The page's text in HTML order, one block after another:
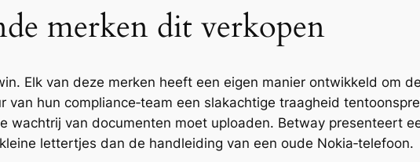
merken dit verkopen
Elk van deze merken heeft een eigen manier ontwikkeld om
van hun compliance‑team een slakachtige traagheid
wachtrij van documenten moet uploaden. Betway presenteert
lettertjes dan de handleiding van een oude Nokia‑telefoon.